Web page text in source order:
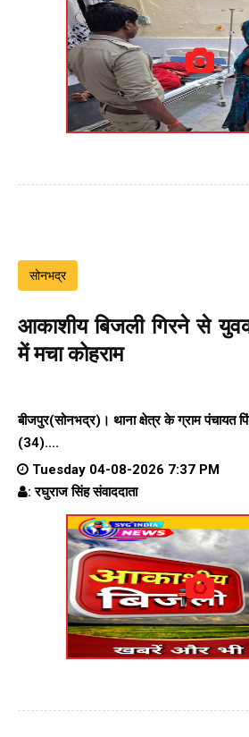
सोनभद्र
आकाशीय बिजली गिरने से
में मचा कोहराम
बीजपुर(सोनभद्र)। थाना क्षेत्र के ग्राम पंचायत
(34)....
Tuesday 04-08-2026 7:37 PM
: रघुराज सिंह संवाददाता